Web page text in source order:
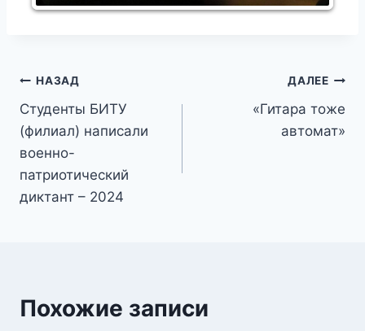
Навигация
по
записям
НАЗАД
Студенты БИТУ
(филиал) написали
военно-
патриотический
диктант – 2024
ДАЛЕЕ
«Гитара тоже
автомат»
Похожие записи